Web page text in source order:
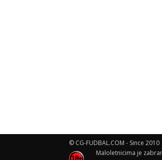
© CG-FUDBAL.COM - Since 2010
Maloletnicima je